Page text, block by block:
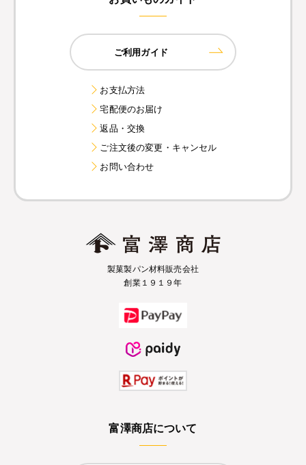
ご利用ガイド
お支払方法
宅配便のお届け
返品・交換
ご注文後の変更・キャンセル
お問い合わせ
製菓製パン材料販売会社
創業１９１９年
富澤商店について